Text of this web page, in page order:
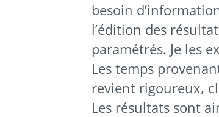
besoin
l’édition des
paramétrés. Je les
Les temps
revient rigoureux,
Les résultats sont